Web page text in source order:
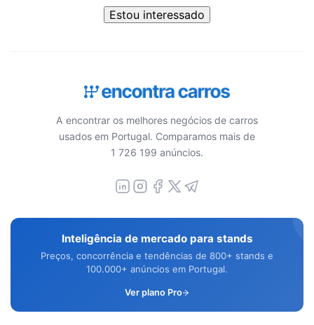
Estou interessado
A encontrar os melhores negócios de carros
usados em Portugal. Comparamos mais de
1 726 199 anúncios.
Inteligência de mercado para stands
Preços, concorrência e tendências de 800+ stands e
100.000+ anúncios em Portugal.
Ver plano Pro